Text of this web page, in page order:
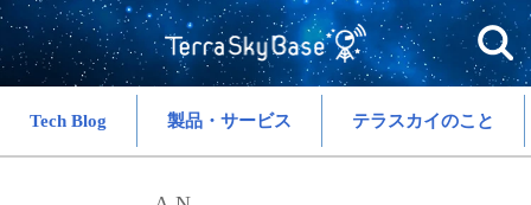
Tech Blog 製品・サービス テラスカイのこと